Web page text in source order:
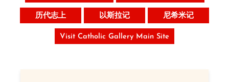
历代志上 以斯拉记 尼希米记
Visit Catholic Gallery Main Site